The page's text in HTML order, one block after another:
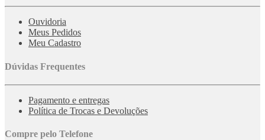
Ouvidoria
Meus Pedidos
Meu Cadastro
Dúvidas Frequentes
Pagamento e entregas
Política de Trocas e Devoluções
Compre pelo Telefone